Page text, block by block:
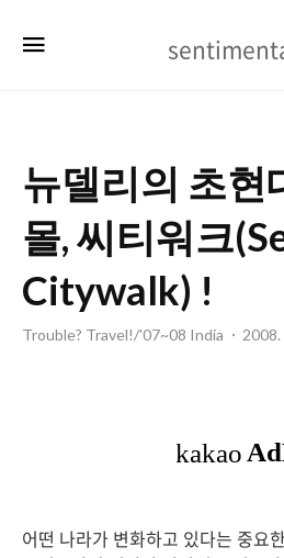
뉴델리의 초현
몰, 씨티워크
Citywalk) !
Trouble? Travel!/'07~08 India 2008.
어떤 나라가 변화하고 있다는 중요